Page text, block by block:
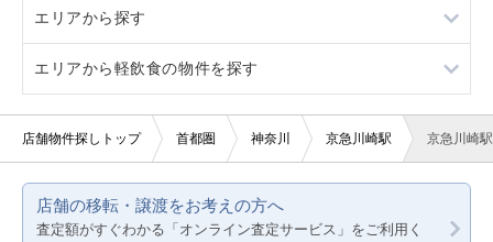
駐車場あり
看板取り付け可
10坪以下
賃料20万円以下
2階
3階以上
軽飲食
バー・クラブ
美容室・理容室
医療・歯科・クリニック
アジア料理
カラオケ・パブ・スナック
居酒屋・ダイニングバー
美容室・理容室
エリアから探す
東京23区
東京都下
千葉
エリアから軽飲食の物件を探す
東京23区
神奈川
店舗物件探しトップ 首都圏 神奈川 京急川崎駅 京急川崎
店舗の移転・譲渡をお考えの方へ
査定額がすぐわかる「オンライン査定サービス」をご利用く